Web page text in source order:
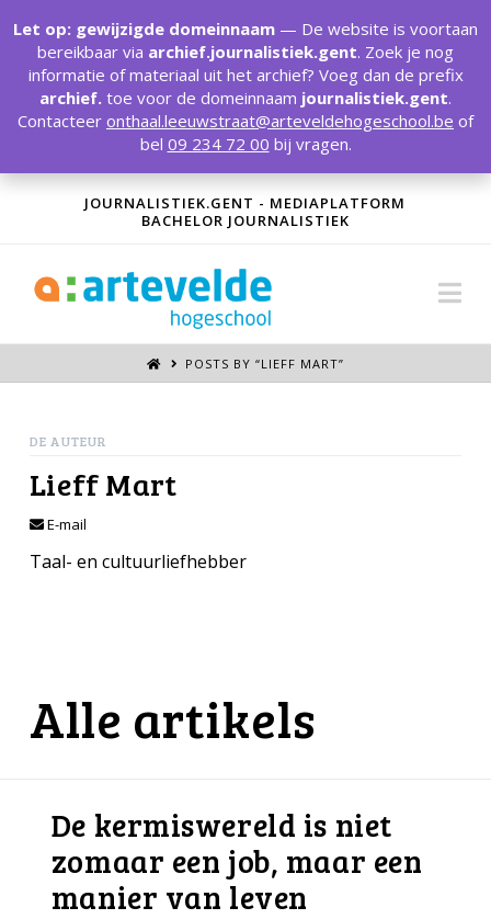
JOURNALISTIEK.GENT - MEDIAPLATFORM
BACHELOR JOURNALISTIEK
POSTS BY “LIEFF MART”
DE AUTEUR
Lieff Mart
E-mail
Taal- en cultuurliefhebber
Alle artikels
De kermiswereld is niet
zomaar een job, maar een
manier van leven
Let op: gewijzigde domeinnaam — De website is voortaan
bereikbaar via archief.journalistiek.gent. Zoek je nog
informatie of materiaal uit het archief? Voeg dan de prefix
archief. toe voor de domeinnaam journalistiek.gent.
Contacteer onthaal.leeuwstraat@arteveldehogeschool.be of
bel 09 234 72 00 bij vragen.